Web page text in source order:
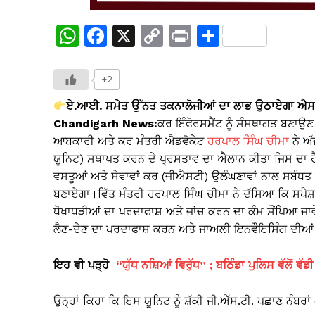
W
at
s
A
p
p
F
c
e
b
o
o
k
X
C
y
Li
n
k
Pr S
e
+2
ਏ.ਆਈ. ਸਮੇਤ ਉੱਨਤ ਤਕਨਾਲੋਜੀਆਂ ਦਾ ਲਾਭ ਉਠਾਏਗਾ
Chandigarh News:ਕਰ ਇੰਫੋਰਸਮੈਂਟ ਨੂੰ ਸੰਸਥਾਗਤ ਬਣਾਉਣ
ਆਬਕਾਰੀ ਅਤੇ ਕਰ ਮੰਤਰੀ ਐਡਵੋਕੇਟਹਰਪਾਲ ਸਿੰਘ ਚੀਮਾ ਨੇ
ਯੂਨਿਟ) ਸਥਾਪਤ ਕਰਨ ਦੇ ਪ੍ਰਸਤਾਵ ਦਾ ਐਲਾਨ ਕੀਤਾ ਜਿਸ
ਵਸਤੂਆਂ ਅਤੇ ਸੇਵਾਵਾਂ ਕਰ (ਜੀਐਸਟੀ) ਉਲੰਘਣਾਵਾਂ ਨਾਲ
ਬਣਾਏਗਾ।ਵਿੱਤ ਮੰਤਰੀ ਹਰਪਾਲ ਸਿੰਘ ਚੀਮਾ ਨੇ ਦੱਸਿਆ ਕਿ
ਧੋਖਾਧੜੀਆਂ ਦਾ ਪਰਦਾਫਾਸ਼ ਅਤੇ ਜਾਂਚ ਕਰਨ ਦਾ ਕੰਮ ਸੌਂਪਿਆ
ਲੈਣ-ਦੇਣ ਦਾ ਪਰਦਾਫਾਸ਼ ਕਰਨ ਅਤੇ ਜਾਅਲੀ ਇਨਵੌਇਸਿੰਗ
ਇਹ ਵੀ ਪੜ੍ਹੋ “ਯੁੱਧ ਨਸ਼ਿਆਂ ਵਿਰੁੱਧ” ; ਬਠਿੰਡਾ ਪੁਲਿਸ ਵੱਲੋਂ
ਉਨ੍ਹਾਂ ਕਿਹਾ ਕਿ ਇਸ ਯੂਨਿਟ ਨੂੰ ਸ਼ੱਕੀ ਜੀ.ਐੱਸ.ਟੀ. ਪਛਾਣ